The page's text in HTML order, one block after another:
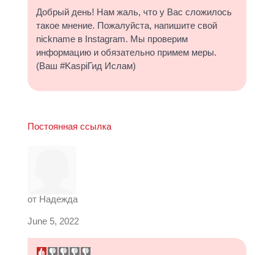
Добрый день! Нам жаль, что у Вас сложилось
такое мнение. Пожалуйста, напишите свой
nickname в Instagram. Мы проверим
информацию и обязательно примем меры.
(Ваш #KaspiГид Ислам)
Постоянная ссылка
от Надежда
June 5, 2022